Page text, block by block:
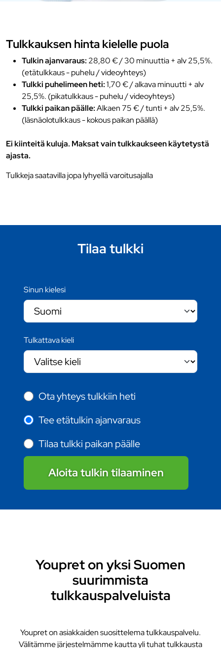
Tulkkauksen hinta kielelle puola
Tulkin ajanvaraus: 28,80 € / 30 minuuttia + alv 25,5%.
(etätulkkaus - puhelu / videoyhteys)
Tulkki puhelimeen heti:1,70 € / alkava minuutti + alv
25,5%. (pikatulkkaus - puhelu / videoyhteys)
Tulkki paikan päälle:Alkaen 75 € / tunti + alv 25,5%.
(läsnäolotulkkaus - kokous paikan päällä)
Ei kiinteitä kuluja. Maksat vain tulkkaukseen käytetystä
ajasta.
Tulkkeja saatavilla jopa lyhyellä varoitusajalla
Tilaa tulkki
Sinun kielesi
Tulkattava kieli
Ota yhteys tulkkiin heti
Tee etätulkin ajanvaraus
Tilaa tulkki paikan päälle
Aloita tulkin tilaaminen
Youpret on yksi Suomen
suurimmista
tulkkauspalveluista
Youpret on asiakkaiden suosittelema tulkkauspalvelu.
Välitämme järjestelmämme kautta yli tuhat tulkkausta